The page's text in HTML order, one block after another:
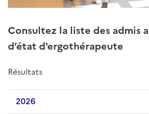
Consultez la liste des admis
d’état d'ergothérapeute
Résultats
2026